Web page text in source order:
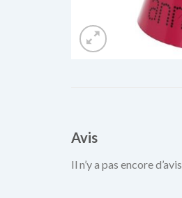
Avis
Il n’y a pas encore d’avis.